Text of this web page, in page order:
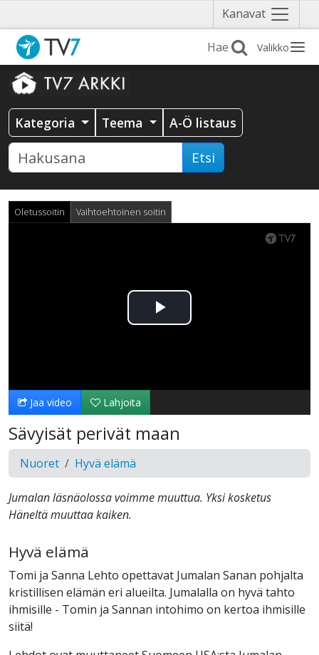
Kanavat Näytä
valikko
Valikko
Kategoria Teema A-Ö listaus
Etsi
Oletussoitin Vaihtoehtoinen soitin
Toista
Jaa video Lahjoita
Sävyisät perivät maan
Nuoret Hyvä elämä
Jumalan läsnäolossa voimme muuttua. Yksi kosketus
Häneltä muuttaa kaiken.
Hyvä elämä
Tomi ja Sanna Lehto opettavat Jumalan Sanan pohjalta
kristillisen elämän eri alueilta. Jumalalla on hyvä tahto
ihmisille - Tomin ja Sannan intohimo on kertoa ihmisille
siitä!